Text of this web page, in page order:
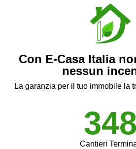
Incentivi fiscali per privati
Con E-Casa Italia
nessun
La garanzia per il tuo immobile la
Cantieri
348